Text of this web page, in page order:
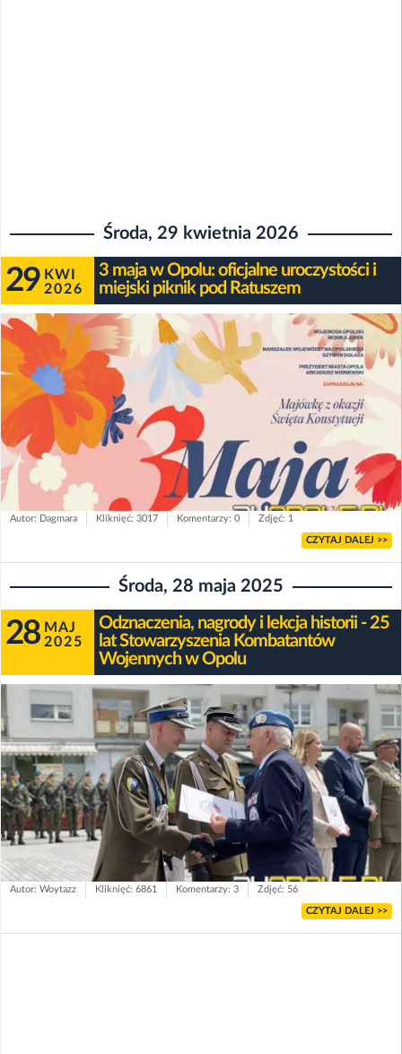
Środa, 29 kwietnia 2026
29 KWI
2026
3 maja w Opolu: oficjalne uroczystości i
miejski piknik pod Ratuszem
Autor: Dagmara Kliknięć: 3017 Komentarzy: 0 Zdjęć: 1
CZYTAJ DALEJ >>
Środa, 28 maja 2025
28 MAJ
2025
Odznaczenia, nagrody i lekcja historii - 25
lat Stowarzyszenia Kombatantów
Wojennych w Opolu
Autor: Woytazz Kliknięć: 6861 Komentarzy: 3 Zdjęć: 56
CZYTAJ DALEJ >>